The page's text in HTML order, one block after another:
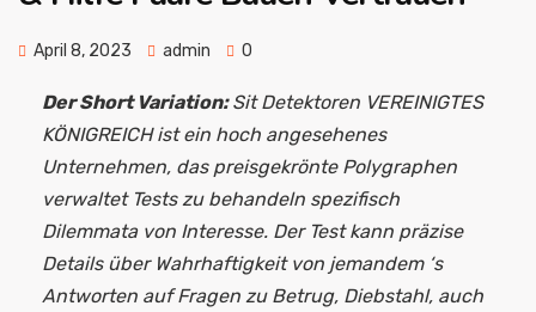
April 8, 2023 admin 0
Der Short Variation:Sit Detektoren VEREINIGTES
KÖNIGREICH ist ein hoch angesehenes
Unternehmen, das preisgekrönte Polygraphen
verwaltet Tests zu behandeln spezifisch
Dilemmata von Interesse. Der Test kann präzise
Details über Wahrhaftigkeit von jemandem ‘s
Antworten auf Fragen zu Betrug, Diebstahl, auch